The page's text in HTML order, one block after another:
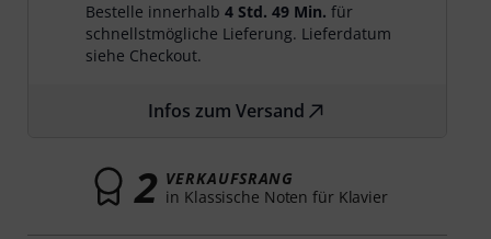
Bestelle innerhalb4 Std. 49 Min. für
schnellstmögliche Lieferung. Lieferdatum
siehe Checkout.
Infos zum Versand
2 VERKAUFSRANG
in Klassische Noten für Klavier